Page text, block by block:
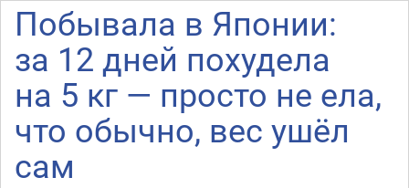
Побывала в Японии:
за 12 дней похудела
на 5 кг — просто не ела,
что обычно, вес ушёл
сам